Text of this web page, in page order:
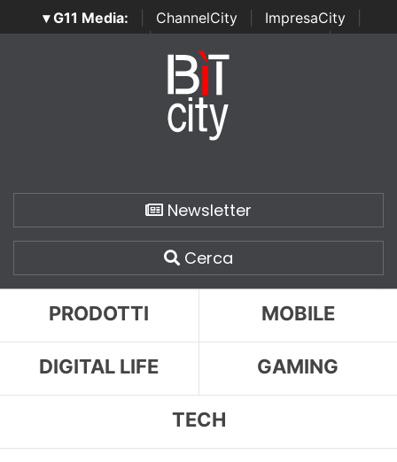
▾ G11 Media: ChannelCity ImpresaCity
SecurityOpenLab | Italian Channel Awards | Italian
Italian Security Awards
Newsletter
Cerca
PRODOTTI MOBILE
DIGITAL LIFE GAMING
TECH